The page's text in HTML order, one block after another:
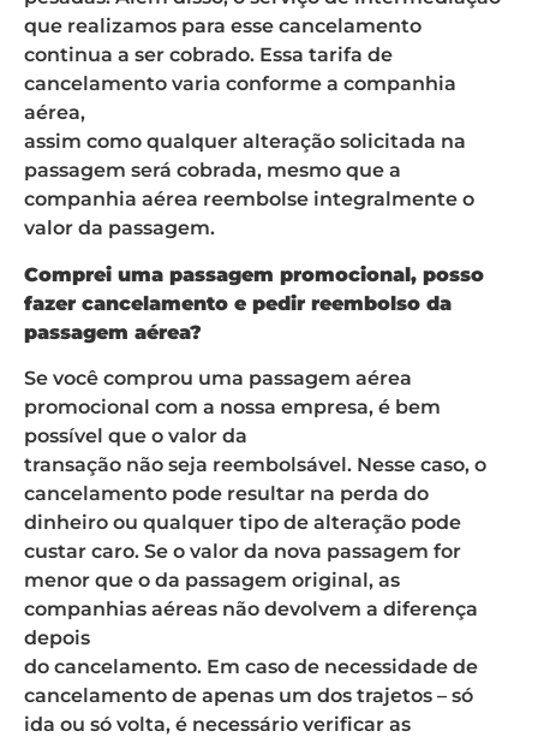
que realizamos para esse cancelamento
continua a ser cobrado. Essa tarifa de
cancelamento varia conforme a companhia
aérea,
assim como qualquer alteração solicitada na
passagem será cobrada, mesmo que a
companhia aérea reembolse integralmente o
valor da passagem.
Comprei uma passagem promocional, posso
fazer cancelamento e pedir reembolso da
passagem aérea?
Se você comprou uma passagem aérea
promocional com a nossa empresa, é bem
possível que o valor da
transação não seja reembolsável. Nesse caso, o
cancelamento pode resultar na perda do
dinheiro ou qualquer tipo de alteração pode
custar caro. Se o valor da nova passagem for
menor que o da passagem original, as
companhias aéreas não devolvem a diferença
depois
do cancelamento. Em caso de necessidade de
cancelamento de apenas um dos trajetos – só
ida ou só volta, é necessário verificar as